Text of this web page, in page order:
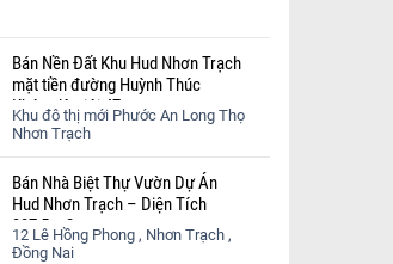
Bán Nền Đất Khu Hud Nhơn Trạch
mặt tiền đường Huỳnh Thúc
Kháng lộ giới 47m
Khu đô thị mới Phước An Long Thọ
Nhơn Trạch
Bán Nhà Biệt Thự Vườn Dự Án
Hud Nhơn Trạch – Diện Tích
337,5 m2
12 Lê Hồng Phong , Nhơn Trạch ,
Đồng Nai